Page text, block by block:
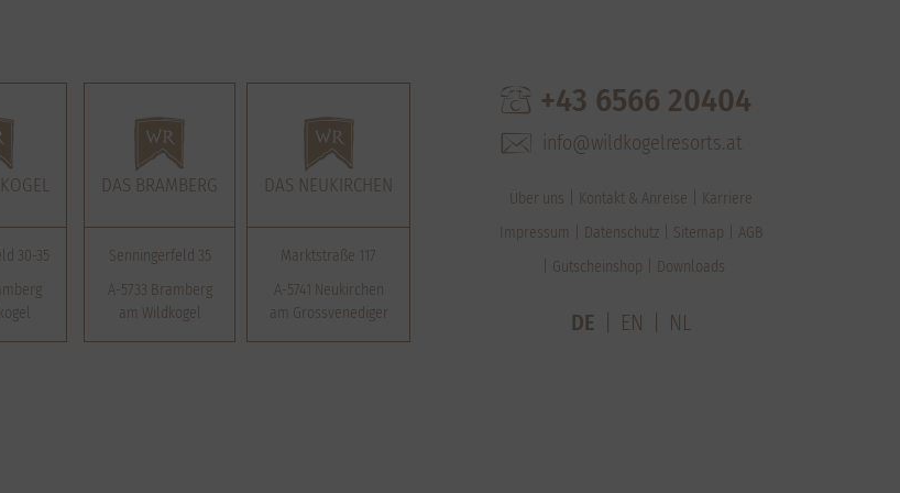
30-35
DAS BRAMBERG
Senningerfeld 35
A-5733 Bramberg
am Wildkogel
DAS NEUKIRCHEN
Marktstraße 117
A-5741 Neukirchen
am Grossvenediger
+43 6566 20404
info@wildkogelresorts.at
Über uns Kontakt & Anreise
Karriere
Impressum
Datenschutz Sitemap
AGB
Gutscheinshop
Downloads
DE EN NL